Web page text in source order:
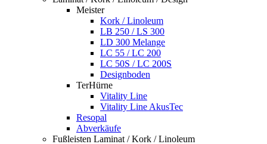
Meister
Kork / Linoleum
LB 250 / LS 300
LD 300 Melange
LC 55 / LC 200
LC 50S / LC 200S
Designboden
TerHürne
Vitality Line
Vitality Line AkusTec
Resopal
Abverkäufe
Fußleisten Laminat / Kork / Linoleum